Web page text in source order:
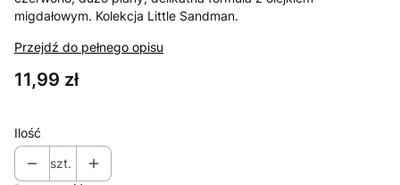
migdałowym. Kolekcja Little Sandman.
Przejdź do pełnego opisu
Cena
11,99 zł
Ilość
szt.